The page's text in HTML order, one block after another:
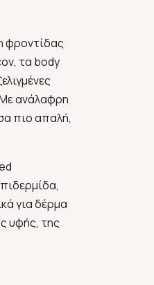
φροντίδας
τα body
ανάλαφρη
πιο απαλή,
για δέρμα
υφής, της